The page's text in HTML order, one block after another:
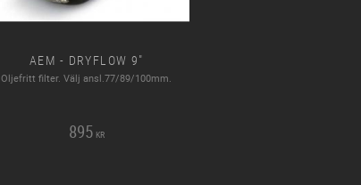
AEM - DRYFLOW 9"
Oljefritt filter. Välj ansl.77/89/100mm.
895 KR